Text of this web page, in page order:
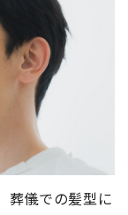
葬儀での髪型に